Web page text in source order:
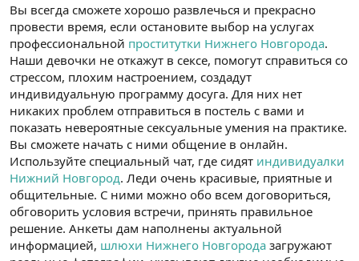
Вы всегда сможете хорошо развлечься и прекрасно
провести время, если остановите выбор на услугах
профессиональной проститутки Нижнего Новгорода.
Наши девочки не откажут в сексе, помогут справиться со
стрессом, плохим настроением, создадут
индивидуальную программу досуга. Для них нет
никаких проблем отправиться в постель с вами и
показать невероятные сексуальные умения на практике.
Вы сможете начать с ними общение в онлайн.
Используйте специальный чат, где сидят индивидуалки
Нижний Новгород. Леди очень красивые, приятные и
общительные. С ними можно обо всем договориться,
обговорить условия встречи, принять правильное
решение. Анкеты дам наполнены актуальной
информацией, шлюхи Нижнего Новгорода загружают